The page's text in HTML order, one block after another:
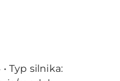
• Typ silnika: